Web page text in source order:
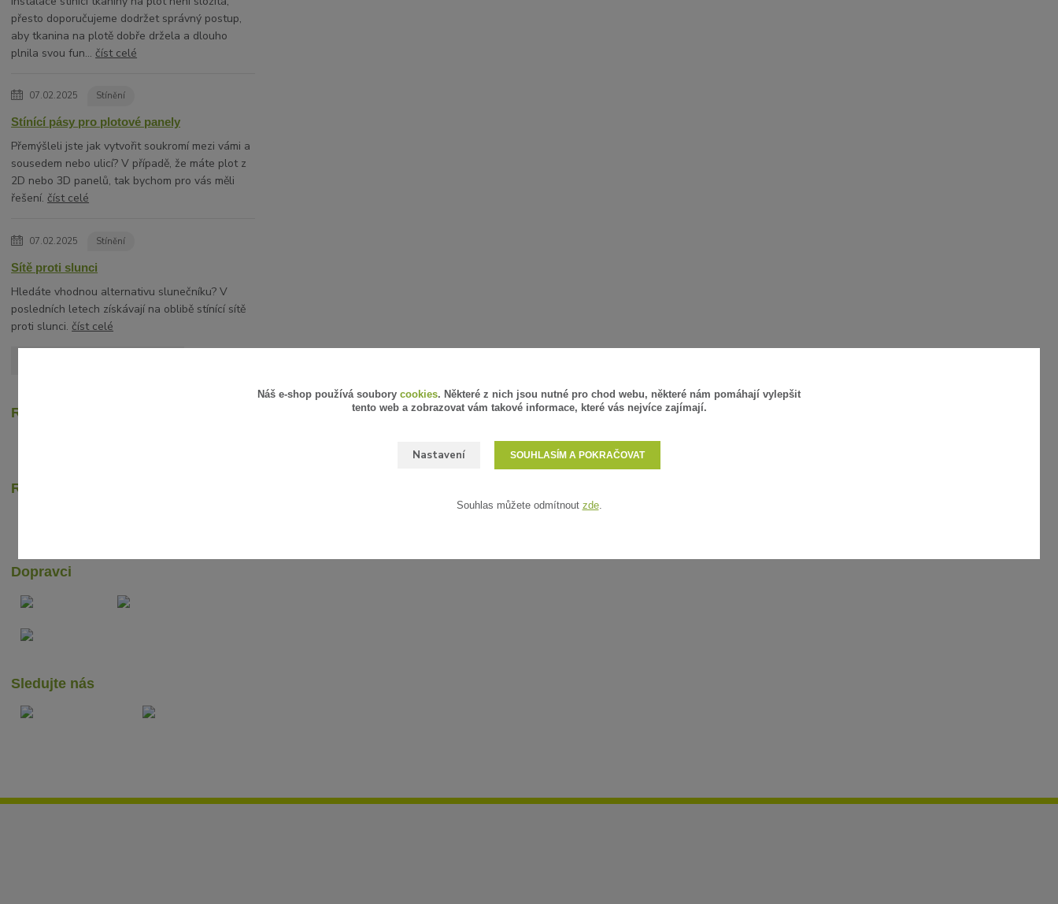
přesto doporučujeme dodržet správný postup,
aby tkanina na plotě dobře držela a dlouho
plnila svou fun...číst celé
07.02.2025 Stínění
Stínící pásy pro plotové panely
Přemýšleli jste jak vytvořit soukromí mezi vámi a
sousedem nebo ulicí? V případě, že máte plot z
2D nebo 3D panelů, tak bychom pro vás měli
řešení.číst celé
07.02.2025 Stínění
Sítě proti slunci
Hledáte vhodnou alternativu slunečníku? V
posledních letech získávají na oblibě stínící sítě
proti slunci.číst celé
Recenze zákazníků
Rychlé online platby
Dopravci
Sledujte nás
Náš e-shop používá soubory cookies. Některé z nich jsou nutné pro chod webu, některé nám pomáhají vylepšit
tento web a zobrazovat vám takové informace, které vás nejvíce zajímají.
Nastavení SOUHLASÍM A POKRAČOVAT
Souhlas můžete odmítnout zde.